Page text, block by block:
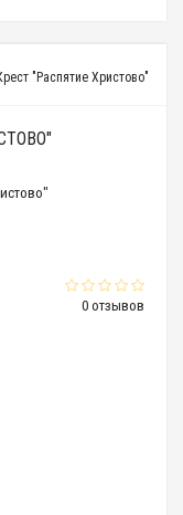
"Распятие Христово"
0 отзывов